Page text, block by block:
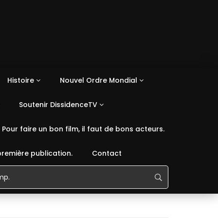
Histoire Nouvel Ordre Mondial
Soutenir DissidenceTV
Pour faire un bon film, il faut de bons acteurs.
publication. Contact